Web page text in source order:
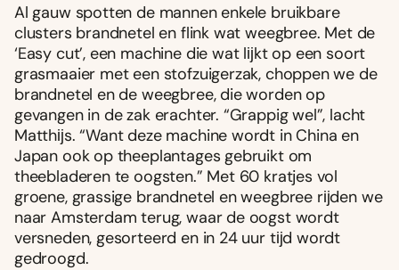
Al gauw spotten de mannen enkele bruikbare
clusters brandnetel en flink wat weegbree. Met de
‘Easy cut’, een machine die wat lĳkt op een soort
grasmaaier met een stofzuigerzak, choppen we de
brandnetel en de weegbree, die worden op
gevangen in de zak erachter. “Grappig wel”, lacht
Matthĳs. “Want deze machine wordt in China en
Japan ook op theeplantages gebruikt om
theebladeren te oogsten.” Met 60 kratjes vol
groene, grassige brandnetel en weegbree rĳden we
naar Amsterdam terug, waar de oogst wordt
versneden, gesorteerd en in 24 uur tĳd wordt
gedroogd.